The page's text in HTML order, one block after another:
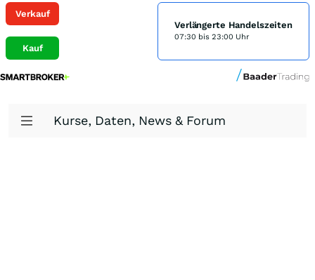
Verkauf
Kauf
Verlängerte Handelszeiten
07:30 bis 23:00 Uhr
Kurse, Daten, News & Forum